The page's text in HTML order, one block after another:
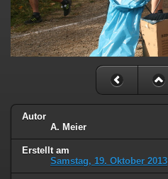
Autor
A. Meier
Erstellt am
Samstag, 19. Oktober 2013